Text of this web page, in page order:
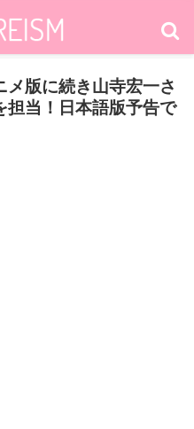
版に続き山寺宏一さ
担当！日本語版予告で